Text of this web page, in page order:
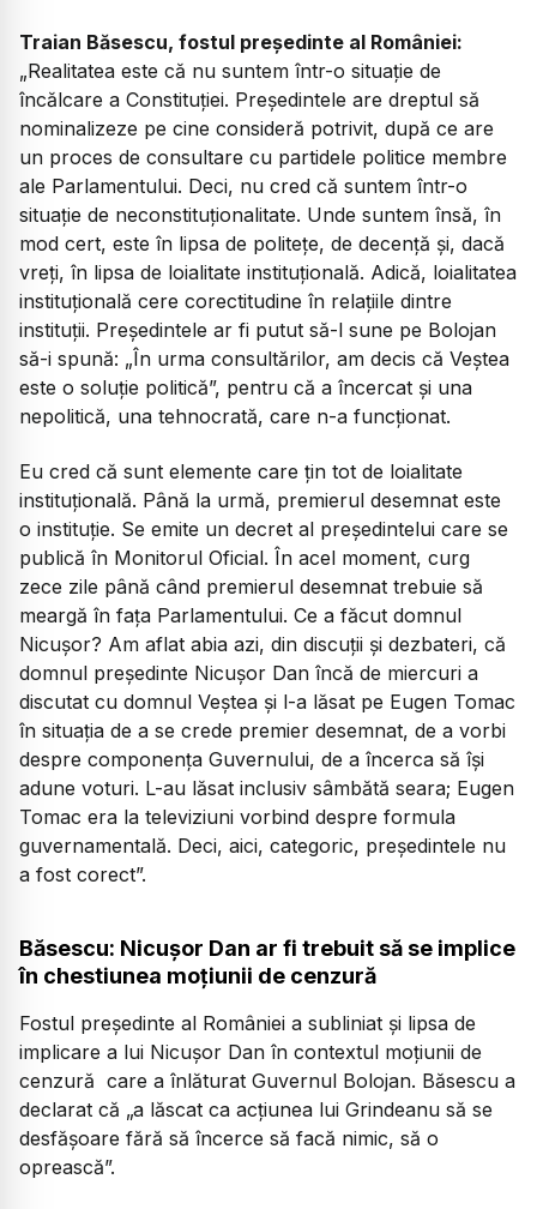
Traian Băsescu, fostul președinte al României:
„Realitatea este că nu suntem într-o situație de
încălcare a Constituției. Președintele are dreptul să
nominalizeze pe cine consideră potrivit, după ce are
un proces de consultare cu partidele politice membre
ale Parlamentului. Deci, nu cred că suntem într-o
situație de neconstituționalitate. Unde suntem însă, în
mod cert, este în lipsa de politețe, de decență și, dacă
vreți, în lipsa de loialitate instituțională. Adică, loialitatea
instituțională cere corectitudine în relațiile dintre
instituții. Președintele ar fi putut să-l sune pe Bolojan
să-i spună: „În urma consultărilor, am decis că Veștea
este o soluție politică”, pentru că a încercat și una
nepolitică, una tehnocrată, care n-a funcționat.
Eu cred că sunt elemente care țin tot de loialitate
instituțională. Până la urmă, premierul desemnat este
o instituție. Se emite un decret al președintelui care se
publică în Monitorul Oficial. În acel moment, curg
zece zile până când premierul desemnat trebuie să
meargă în fața Parlamentului. Ce a făcut domnul
Nicușor? Am aflat abia azi, din discuții și dezbateri, că
domnul președinte Nicușor Dan încă de miercuri a
discutat cu domnul Veștea și l-a lăsat pe Eugen Tomac
în situația de a se crede premier desemnat, de a vorbi
despre componența Guvernului, de a încerca să își
adune voturi. L-au lăsat inclusiv sâmbătă seara; Eugen
Tomac era la televiziuni vorbind despre formula
guvernamentală. Deci, aici, categoric, președintele nu
a fost corect”.
Băsescu: Nicușor Dan ar fi trebuit să se implice
în chestiunea moțiunii de cenzură
Fostul președinte al României a subliniat și lipsa de
implicare a lui Nicușor Dan în contextul moțiunii de
cenzură care a înlăturat Guvernul Bolojan. Băsescu a
declarat că „a lăscat ca acțiunea lui Grindeanu să se
desfășoare fără să încerce să facă nimic, să o
oprească”.